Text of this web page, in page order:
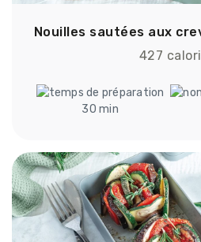
Nouilles sautées aux
427
30 min